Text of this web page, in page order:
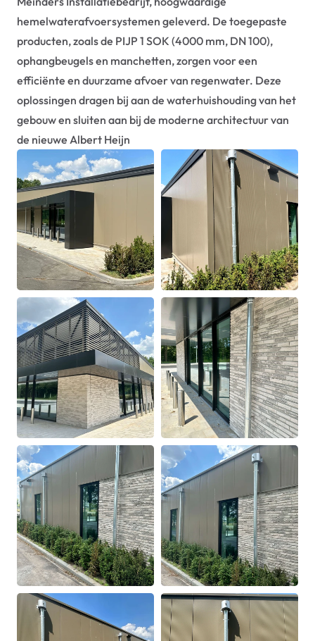
hemelwaterafvoersystemen geleverd. De toegepaste
producten, zoals de PIJP 1 SOK (4000 mm, DN 100),
ophangbeugels en manchetten, zorgen voor een
efficiënte en duurzame afvoer van regenwater. Deze
oplossingen dragen bij aan de waterhuishouding van het
gebouw en sluiten aan bij de moderne architectuur van
de nieuwe Albert Heijn